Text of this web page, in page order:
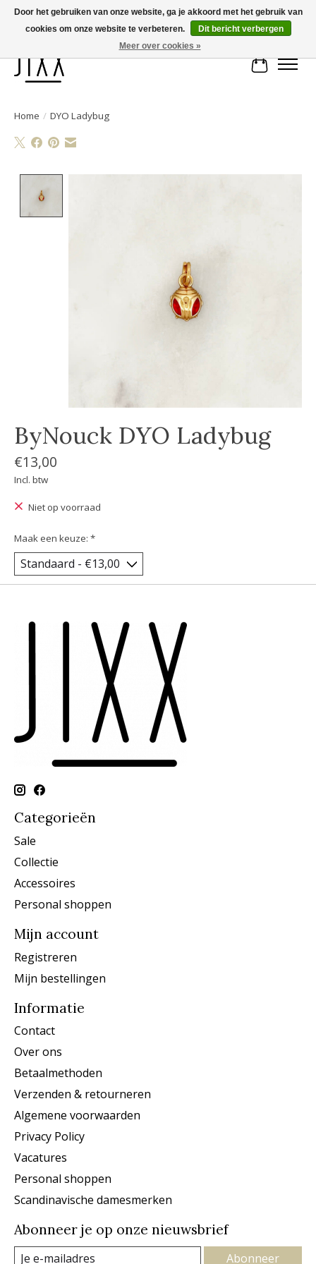
Voor 14.00 uur besteld, vandaag verstuurd | Gratis verzending vanaf € 75
Home / DYO Ladybug
ByNouck DYO Ladybug
€13,00
Incl. btw
Niet op voorraad
Maak een keuze: *
Categorieën
Sale
Collectie
Accessoires
Personal shoppen
Mijn account
Registreren
Mijn bestellingen
Informatie
Contact
Over ons
Betaalmethoden
Verzenden & retourneren
Algemene voorwaarden
Privacy Policy
Vacatures
Personal shoppen
Scandinavische damesmerken
Abonneer je op onze nieuwsbrief
Abonneer
Door het gebruiken van onze website, ga je akkoord met het gebruik van
cookies om onze website te verbeteren.
Dit bericht verbergen
Meer over cookies »